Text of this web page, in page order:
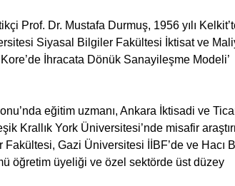
Prof. Dr. Mustafa Durmuş, 1956 yılı
Siyasal Bilgiler Fakültesi İktisat ve
İhracata Dönük Sanayileşme Modeli’
eğitim uzmanı, Ankara İktisadi ve
Krallık York Üniversitesi’nde misafir
Gazi Üniversitesi İİBF’de ve Hacı
öğretim üyeliği ve özel sektörde üst düzey